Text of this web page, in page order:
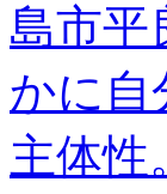
島市平
かに自
主体性